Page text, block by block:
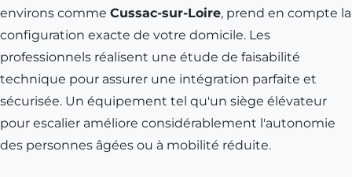
environs comme Cussac-sur-Loire, prend en compte la
configuration exacte de votre domicile. Les
professionnels réalisent une étude de faisabilité
technique pour assurer une intégration parfaite et
sécurisée. Un équipement tel qu'un siège élévateur
pour escalier améliore considérablement l'autonomie
des personnes âgées ou à mobilité réduite.